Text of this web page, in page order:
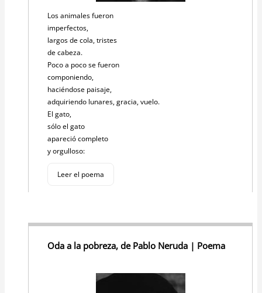
Los animales fueron
imperfectos,
largos de cola, tristes
de cabeza.
Poco a poco se fueron
componiendo,
haciéndose paisaje,
adquiriendo lunares, gracia, vuelo.
El gato,
sólo el gato
apareció completo
y orgulloso:
Leer el poema
Oda a la pobreza, de Pablo Neruda | Poema